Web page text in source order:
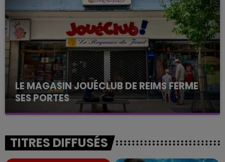
justifiée par la sécheresse intense qui est toujours
présente.
LE MAGASIN JOUÉCLUB DE REIMS FERME
SES PORTES
C'était l'une des institutions du centre-ville
fermer ses portes.
TITRES DIFFUSÉS